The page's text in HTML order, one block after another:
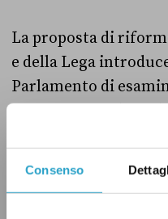
Consenso
La proposta di
e della Lega
Parlamento di
iniziativa popolare
almeno 500 mila
presentazione,